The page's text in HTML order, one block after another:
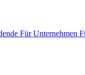
Für Unternehmen